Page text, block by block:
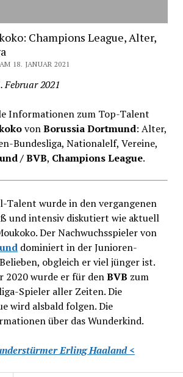
Champions League, Alter,
18. JANUAR 2021
Februar 2021
Informationen zum Top-Talent
vonBorussia Dortmund: Alter,
Bundesliga, Nationalelf, Vereine,
/ BVB, Champions League.
Talent wurde in den vergangenen
und intensiv diskutiert wie aktuell
Der Nachwuchsspieler von
dominiert in der Junioren-
obgleich er viel jünger ist.
2020 wurde er für denBVB zum
Spieler aller Zeiten. Die
wird alsbald folgen. Die
über das Wunderkind.
Erling Haaland <